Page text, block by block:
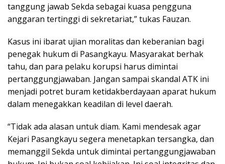
tanggung jawab Sekda sebagai kuasa pengguna
anggaran tertinggi di sekretariat,” tukas Fauzan.
Kasus ini ibarat ujian moralitas dan keberanian bagi
penegak hukum di Pasangkayu. Masyarakat berhak
tahu, dan para pelaku korupsi harus dimintai
pertanggungjawaban. Jangan sampai skandal ATK ini
menjadi potret buram ketidakberdayaan aparat hukum
dalam menegakkan keadilan di level daerah.
“Tidak ada alasan untuk diam. Kami mendesak agar
Kejari Pasangkayu segera menetapkan tersangka, dan
memanggil Sekda untuk dimintai pertanggungjawaban